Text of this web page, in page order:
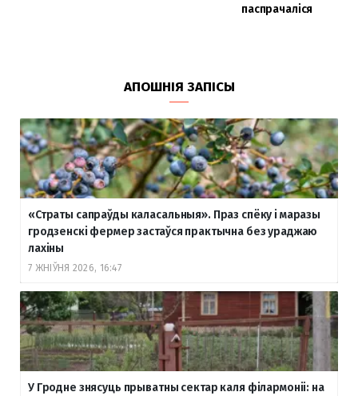
паспрачаліся
АПОШНІЯ ЗАПІСЫ
«Страты сапраўды каласальныя». Праз спёку і маразы
гродзенскі фермер застаўся практычна без ураджаю
лахіны
7 ЖНІЎНЯ 2026, 16:47
У Гродне знясуць прыватны сектар каля філармоніі: на